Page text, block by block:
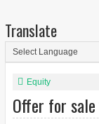
Translate
Equity
Offer for